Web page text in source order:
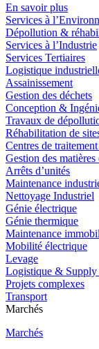
En savoir plus
Services à
Dépollution &
Services à l’Industrie
Services Tertiaires
Logistique
Assainissement
Gestion des déchets
Conception &
Travaux de
Réhabilitation de
Centres de
Gestion des
Arrêts d’unités
Maintenance
Nettoyage Industriel
Génie électrique
Génie thermique
Maintenance
Mobilité électrique
Levage
Logistique & Supply
Projets complexes
Transport
Marchés
Marchés